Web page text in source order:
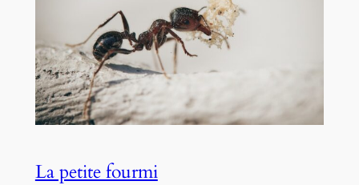
La petite fourmi